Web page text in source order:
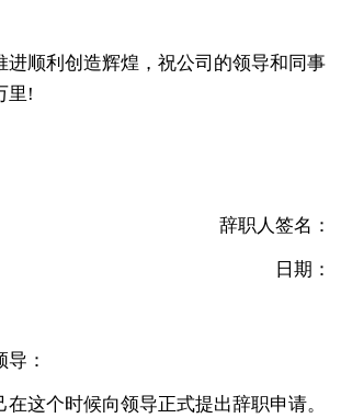
进顺利创造辉煌，祝公司的领导和同事
里!
辞职人签名：
日期：
：
在这个时候向领导正式提出辞职申请。